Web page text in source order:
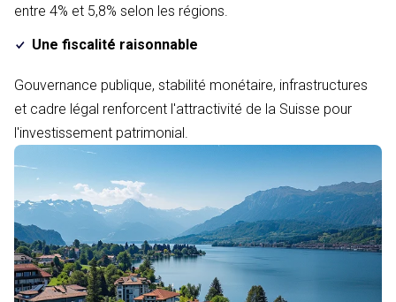
entre 4% et 5,8% selon les régions.
Une fiscalité raisonnable
Gouvernance publique, stabilité monétaire, infrastructures
et cadre légal renforcent l'attractivité de la Suisse pour
l'investissement patrimonial.